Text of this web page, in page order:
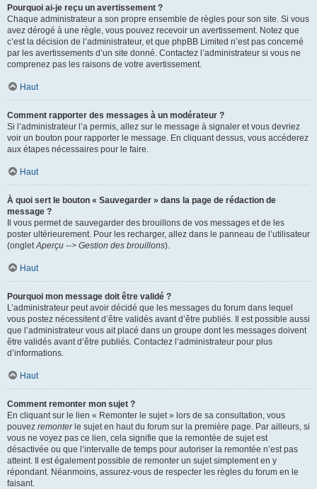
Pourquoi ai-je reçu un avertissement ?
Chaque administrateur a son propre ensemble de règles pour son site. Si vous
avez dérogé à une règle, vous pouvez recevoir un avertissement. Notez que
c’est la décision de l’administrateur, et que phpBB Limited n’est pas concerné
par les avertissements d’un site donné. Contactez l’administrateur si vous ne
comprenez pas les raisons de votre avertissement.
Haut
Comment rapporter des messages à un modérateur ?
Si l’administrateur l’a permis, allez sur le message à signaler et vous devriez
voir un bouton pour rapporter le message. En cliquant dessus, vous accéderez
aux étapes nécessaires pour le faire.
Haut
À quoi sert le bouton « Sauvegarder » dans la page de rédaction de
message ?
Il vous permet de sauvegarder des brouillons de vos messages et de les
poster ultérieurement. Pour les recharger, allez dans le panneau de l’utilisateur
(ongletAperçu --> Gestion des brouillons).
Haut
Pourquoi mon message doit être validé ?
L’administrateur peut avoir décidé que les messages du forum dans lequel
vous postez nécessitent d’être validés avant d’être publiés. Il est possible aussi
que l’administrateur vous ait placé dans un groupe dont les messages doivent
être validés avant d’être publiés. Contactez l’administrateur pour plus
d’informations.
Haut
Comment remonter mon sujet ?
En cliquant sur le lien « Remonter le sujet » lors de sa consultation, vous
pouvez remonterle sujet en haut du forum sur la première page. Par ailleurs, si
vous ne voyez pas ce lien, cela signifie que la remontée de sujet est
désactivée ou que l’intervalle de temps pour autoriser la remontée n’est pas
atteint. Il est également possible de remonter un sujet simplement en y
répondant. Néanmoins, assurez-vous de respecter les règles du forum en le
faisant.